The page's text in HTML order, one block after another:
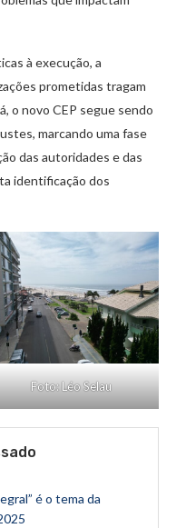
à execução, a
prometidas tragam
o novo CEP segue sendo
marcando uma fase
das autoridades e das
identificação dos
Foto: Léo Selau
é o tema da